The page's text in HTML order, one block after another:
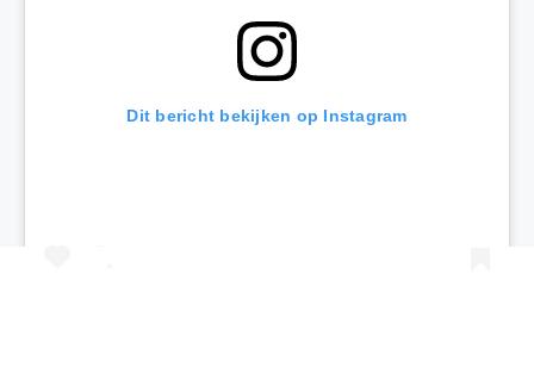
Dit bericht bekijken op Instagram